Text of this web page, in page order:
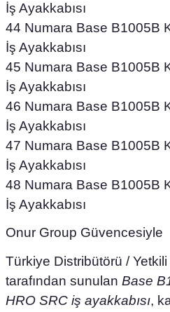
İş Ayakkabısı
44 Numara Base B1005B
İş Ayakkabısı
45 Numara Base B1005B
İş Ayakkabısı
46 Numara Base B1005B
İş Ayakkabısı
47 Numara Base B1005B
İş Ayakkabısı
48 Numara Base B1005B
İş Ayakkabısı
Onur Group Güvencesiyle
Türkiye Distribütörü /
tarafından sunulan Base
HRO SRC iş ayakkabısı,